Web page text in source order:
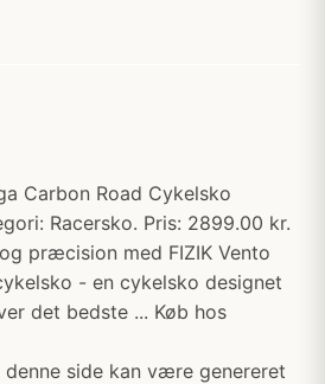
Carbon Road Cykelsko
Racersko. Pris: 2899.00 kr.
præcision med FIZIK Vento
- en cykelsko designet
det bedste ... Køb hos
side kan være genereret